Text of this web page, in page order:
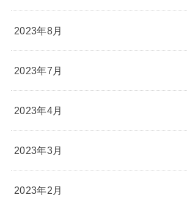
2023年8月
2023年7月
2023年4月
2023年3月
2023年2月